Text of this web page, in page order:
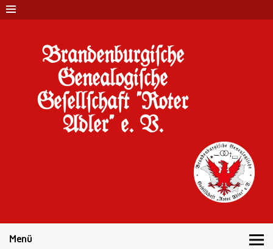
Brandenburgi#che
Genealogi#che
Ge#ell#chaft "Roter
Adler" e. V.
Menü